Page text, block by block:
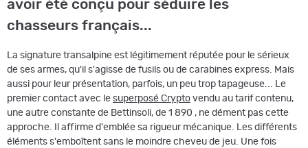
avoir été conçu pour séduire les
chasseurs français...
La signature transalpine est légitimement réputée pour le sérieux
de ses armes, qu'il s'agisse de fusils ou de carabines express. Mais
aussi pour leur présentation, parfois, un peu trop tapageuse... Le
premier contact avec le superposé Crypto vendu au tarif contenu,
une autre constante de Bettinsoli, de 1 890 , ne dément pas cette
approche. Il affirme d'emblée sa rigueur mécanique. Les différents
éléments s'emboîtent sans le moindre cheveu de jeu. Une fois